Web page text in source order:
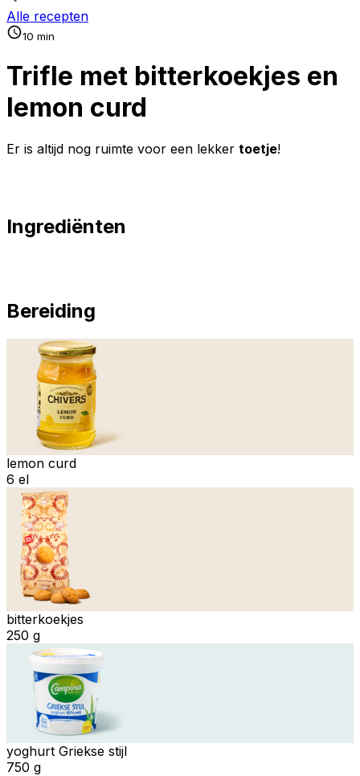
Alle recepten
10 min
Trifle met bitterkoekjes en
lemon curd
Er is altijd nog ruimte voor een lekker toetje!
Ingrediënten
Bereiding
lemon curd
6 el
bitterkoekjes
250 g
yoghurt Griekse stijl
750 g